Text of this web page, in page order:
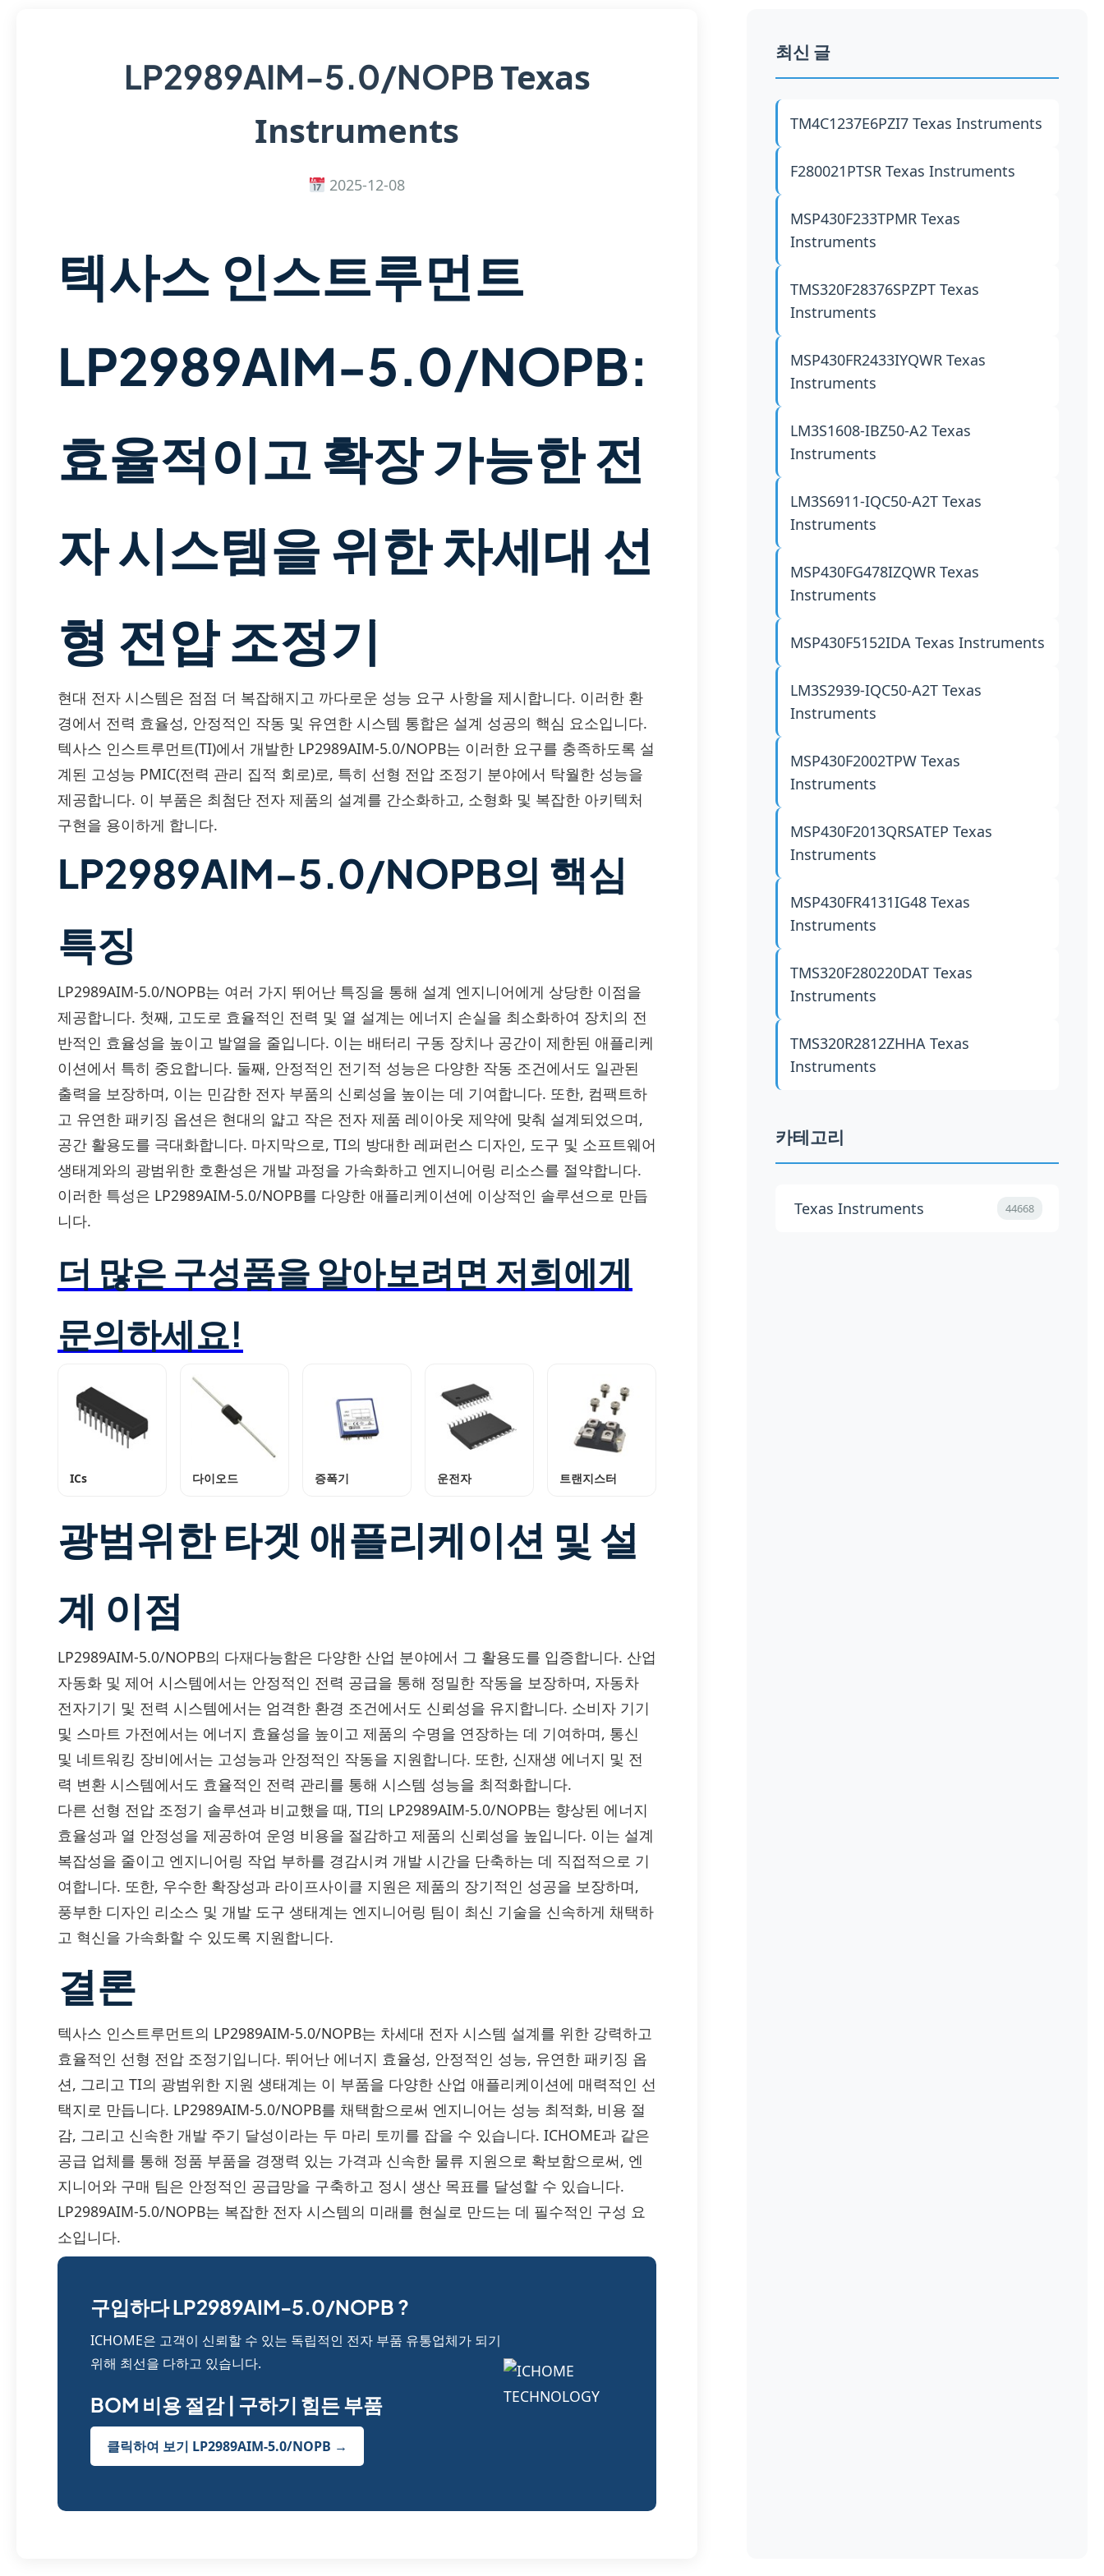
LP2989AIM-5.0/NOPBTexas
Instruments
2025-12-08
텍사스 인스트루먼트
LP2989AIM-5.0/NOPB:
효율적이고 확장 가능한 전
자 시스템을 위한 차세대 선
형 전압 조정기
현대 전자 시스템은 점점 더 복잡해지고 까다로운 성능 요구 사항을 제시합니다. 이러한 환
경에서 전력 효율성, 안정적인 작동 및 유연한 시스템 통합은 설계 성공의 핵심 요소입니다.
텍사스 인스트루먼트(TI)에서 개발한 LP2989AIM-5.0/NOPB는 이러한 요구를 충족하도록 설
계된 고성능 PMIC(전력 관리 집적 회로)로, 특히 선형 전압 조정기 분야에서 탁월한 성능을
제공합니다. 이 부품은 최첨단 전자 제품의 설계를 간소화하고, 소형화 및 복잡한 아키텍처
구현을 용이하게 합니다.
LP2989AIM-5.0/NOPB의 핵심
특징
LP2989AIM-5.0/NOPB는 여러 가지 뛰어난 특징을 통해 설계 엔지니어에게 상당한 이점을
제공합니다. 첫째, 고도로 효율적인 전력 및 열 설계는 에너지 손실을 최소화하여 장치의 전
반적인 효율성을 높이고 발열을 줄입니다. 이는 배터리 구동 장치나 공간이 제한된 애플리케
이션에서 특히 중요합니다. 둘째, 안정적인 전기적 성능은 다양한 작동 조건에서도 일관된
출력을 보장하며, 이는 민감한 전자 부품의 신뢰성을 높이는 데 기여합니다. 또한, 컴팩트하
고 유연한 패키징 옵션은 현대의 얇고 작은 전자 제품 레이아웃 제약에 맞춰 설계되었으며,
공간 활용도를 극대화합니다. 마지막으로, TI의 방대한 레퍼런스 디자인, 도구 및 소프트웨어
생태계와의 광범위한 호환성은 개발 과정을 가속화하고 엔지니어링 리소스를 절약합니다.
이러한 특성은 LP2989AIM-5.0/NOPB를 다양한 애플리케이션에 이상적인 솔루션으로 만듭
니다.
더 많은 구성품을 알아보려면 저희에게
문의하세요!
ICs 다이오드 증폭기 운전자 트랜지스터
광범위한 타겟 애플리케이션 및 설
계 이점
LP2989AIM-5.0/NOPB의 다재다능함은 다양한 산업 분야에서 그 활용도를 입증합니다. 산업
자동화 및 제어 시스템에서는 안정적인 전력 공급을 통해 정밀한 작동을 보장하며, 자동차
전자기기 및 전력 시스템에서는 엄격한 환경 조건에서도 신뢰성을 유지합니다. 소비자 기기
및 스마트 가전에서는 에너지 효율성을 높이고 제품의 수명을 연장하는 데 기여하며, 통신
및 네트워킹 장비에서는 고성능과 안정적인 작동을 지원합니다. 또한, 신재생 에너지 및 전
력 변환 시스템에서도 효율적인 전력 관리를 통해 시스템 성능을 최적화합니다.
다른 선형 전압 조정기 솔루션과 비교했을 때, TI의 LP2989AIM-5.0/NOPB는 향상된 에너지
효율성과 열 안정성을 제공하여 운영 비용을 절감하고 제품의 신뢰성을 높입니다. 이는 설계
복잡성을 줄이고 엔지니어링 작업 부하를 경감시켜 개발 시간을 단축하는 데 직접적으로 기
여합니다. 또한, 우수한 확장성과 라이프사이클 지원은 제품의 장기적인 성공을 보장하며,
풍부한 디자인 리소스 및 개발 도구 생태계는 엔지니어링 팀이 최신 기술을 신속하게 채택하
고 혁신을 가속화할 수 있도록 지원합니다.
결론
텍사스 인스트루먼트의 LP2989AIM-5.0/NOPB는 차세대 전자 시스템 설계를 위한 강력하고
효율적인 선형 전압 조정기입니다. 뛰어난 에너지 효율성, 안정적인 성능, 유연한 패키징 옵
션, 그리고 TI의 광범위한 지원 생태계는 이 부품을 다양한 산업 애플리케이션에 매력적인 선
택지로 만듭니다. LP2989AIM-5.0/NOPB를 채택함으로써 엔지니어는 성능 최적화, 비용 절
감, 그리고 신속한 개발 주기 달성이라는 두 마리 토끼를 잡을 수 있습니다. ICHOME과 같은
공급 업체를 통해 정품 부품을 경쟁력 있는 가격과 신속한 물류 지원으로 확보함으로써, 엔
지니어와 구매 팀은 안정적인 공급망을 구축하고 정시 생산 목표를 달성할 수 있습니다.
LP2989AIM-5.0/NOPB는 복잡한 전자 시스템의 미래를 현실로 만드는 데 필수적인 구성 요
소입니다.
구입하다 LP2989AIM-5.0/NOPB ?
ICHOME은 고객이 신뢰할 수 있는 독립적인 전자 부품 유통업체가 되기
위해 최선을 다하고 있습니다.
BOM 비용 절감 | 구하기 힘든 부품
클릭하여 보기 LP2989AIM-5.0/NOPB →
최신 글
TM4C1237E6PZI7Texas Instruments
F280021PTSRTexas Instruments
MSP430F233TPMRTexas
Instruments
TMS320F28376SPZPTTexas
Instruments
MSP430FR2433IYQWRTexas
Instruments
LM3S1608-IBZ50-A2Texas
Instruments
LM3S6911-IQC50-A2TTexas
Instruments
MSP430FG478IZQWRTexas
Instruments
MSP430F5152IDATexas Instruments
LM3S2939-IQC50-A2TTexas
Instruments
MSP430F2002TPWTexas
Instruments
MSP430F2013QRSATEPTexas
Instruments
MSP430FR4131IG48Texas
Instruments
TMS320F280220DATTexas
Instruments
TMS320R2812ZHHATexas
Instruments
카테고리
Texas Instruments 44668